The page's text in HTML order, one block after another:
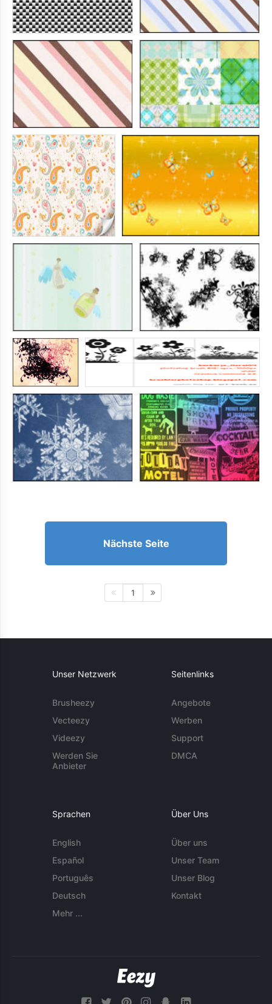
Nächste Seite
1
Unser Netzwerk
Brusheezy
Vecteezy
Videezy
Werden Sie
Anbieter
Seitenlinks
Angebote
Werben
Support
DMCA
Sprachen
English
Español
Português
Deutsch
Mehr ...
Über Uns
Über uns
Unser Team
Unser Blog
Kontakt